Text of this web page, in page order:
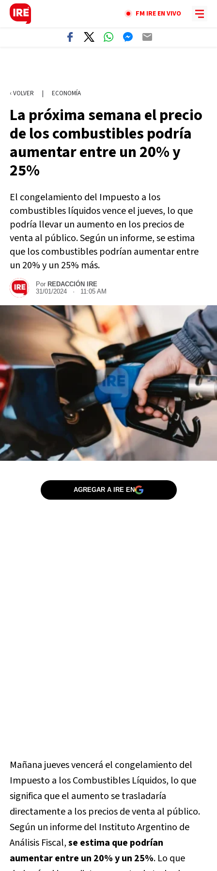
FM IRE EN VIVO
‹ VOLVER | ECONOMÍA
La próxima semana el precio
de los combustibles podría
aumentar entre un 20% y
25%
El congelamiento del Impuesto a los
combustibles líquidos vence el jueves, lo que
podría llevar un aumento en los precios de
venta al público. Según un informe, se estima
que los combustibles podrían aumentar entre
un 20% y un 25% más.
Por REDACCIÓN IRE
31/01/2024 · 11:05 AM
AGREGAR A IRE EN
Mañana jueves vencerá el congelamiento del
Impuesto a los Combustibles Líquidos, lo que
significa que el aumento se trasladaría
directamente a los precios de venta al público.
Según un informe del Instituto Argentino de
Análisis Fiscal,se estima que podrían
aumentar entre un 20% y un 25%. Lo que